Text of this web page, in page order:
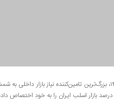
اقتصادزمانه : شرکت فولاد خوزستان در سال ۱۴۰۲، بزرگ‌ترین